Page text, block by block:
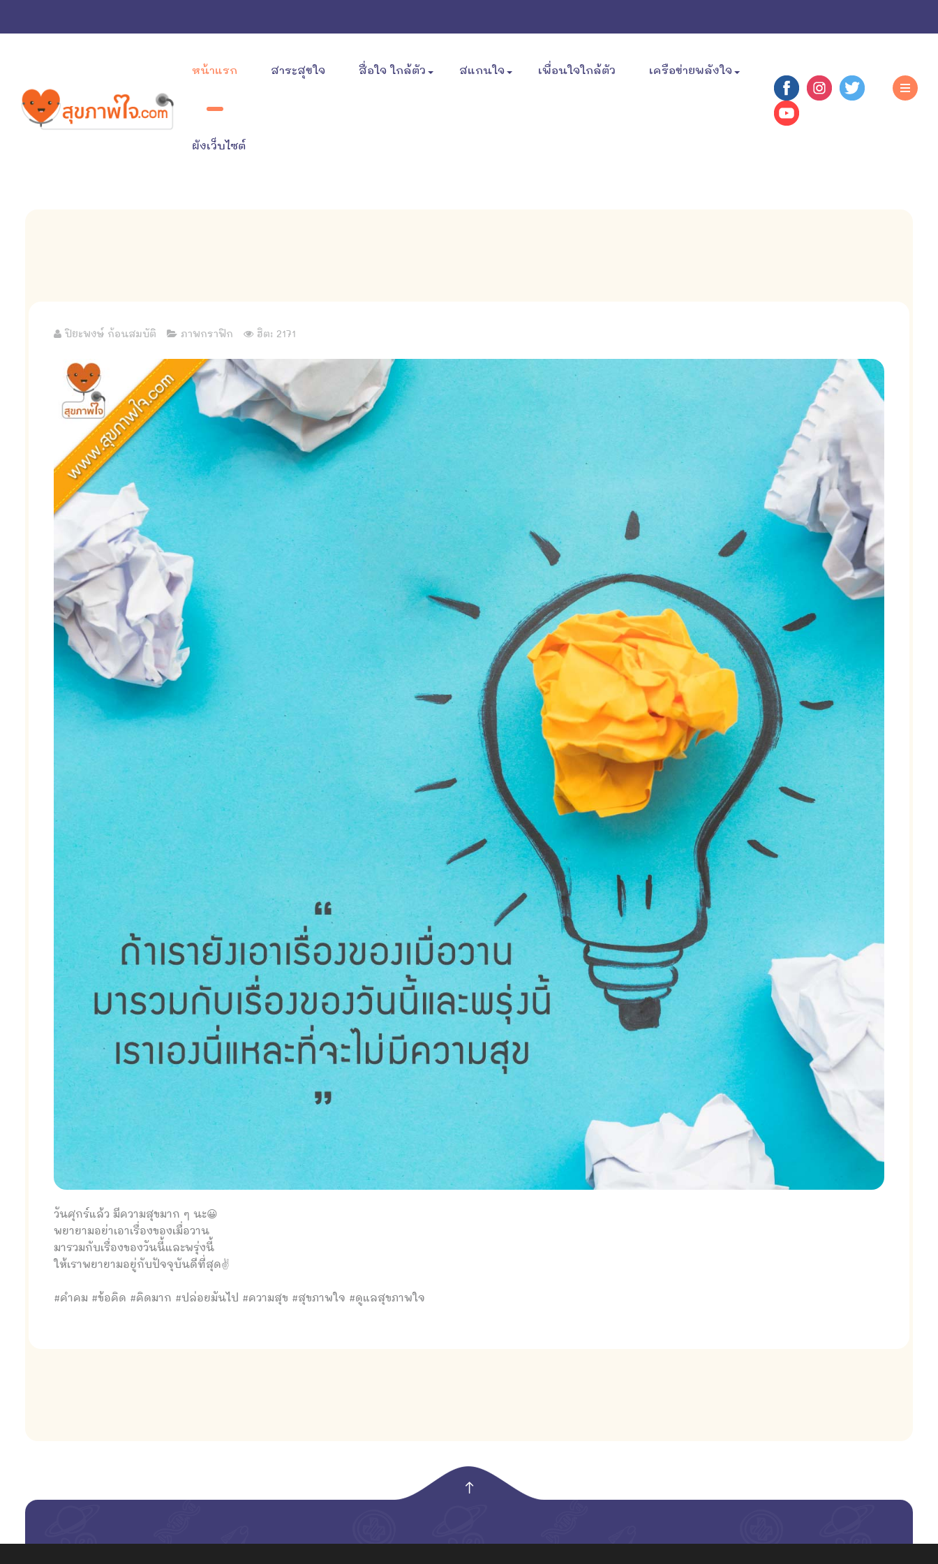
หน้าแรก สาระสุขใจ สื่อใจ ใกล้ตัว สแกนใจ เพื่อนใจใกล้ตัว เครือข่ายพลังใจ
ผังเว็บไซต์
ปิยะพงษ์ ก้อนสมบัติ ภาพกราฟิก ฮิต: 2171
วันศุกร์แล้ว มีความสุขมาก ๆ นะ😀
พยายามอย่าเอาเรื่องของเมื่อวาน
มารวมกับเรื่องของวันนี้และพรุ่งนี้
ให้เราพยายามอยู่กับปัจจุบันดีที่สุด✌
#คำคม #ข้อคิด #คิดมาก #ปล่อยมันไป #ความสุข #สุขภาพใจ #ดูแลสุขภาพใจ